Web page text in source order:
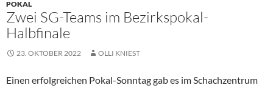
POKAL
Zwei SG-Teams im Bezirkspokal-
Halbfinale
23. OKTOBER 2022 OLLI KNIEST
Einen erfolgreichen Pokal-Sonntag gab es im Schachzentrum